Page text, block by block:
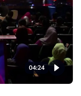
04:24